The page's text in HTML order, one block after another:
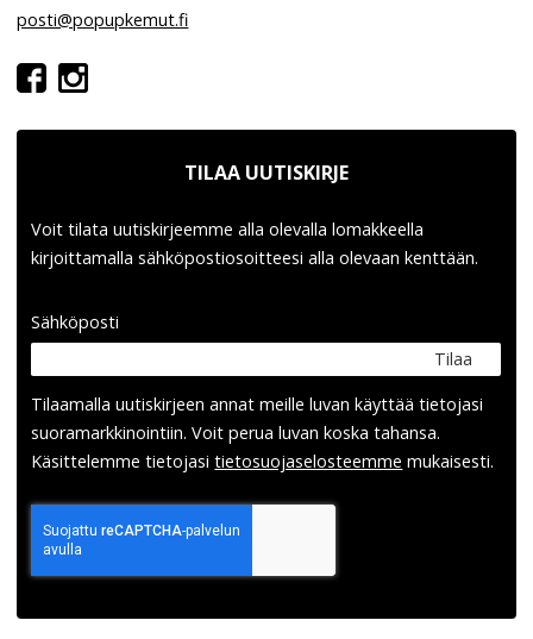
posti@popupkemut.fi
TILAA UUTISKIRJE
Voit tilata uutiskirjeemme alla olevalla lomakkeella
kirjoittamalla sähköpostiosoitteesi alla olevaan kenttään.
Sähköposti
Tilaa
Tilaamalla uutis­kirjeen annat meille luvan käyttää tietojasi
suora­markkinointiin. Voit perua luvan koska tahansa.
Käsittelemme tietojasitieto­suoja­selosteemme mukaisesti.